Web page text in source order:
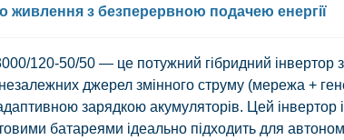
живлення з безперервною подачею енергії
120-50/50 — це потужний гібридний інвертор
джерел змінного струму (мережа +
зарядкою акумуляторів. Цей інвертор
батареями ідеально підходить для